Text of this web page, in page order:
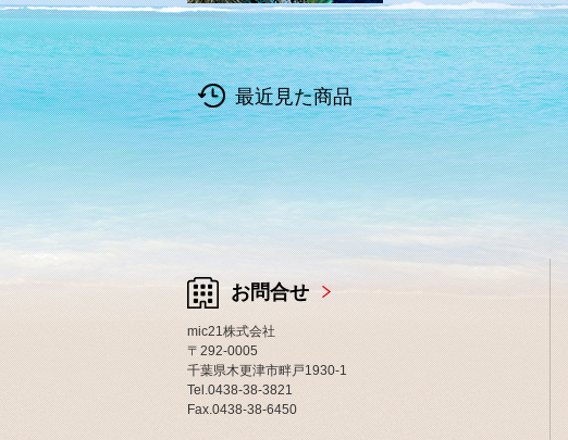
最近見た商品
お問合せ
mic21株式会社
〒292-0005
千葉県木更津市畔戸1930-1
Tel.0438-38-3821
Fax.0438-38-6450